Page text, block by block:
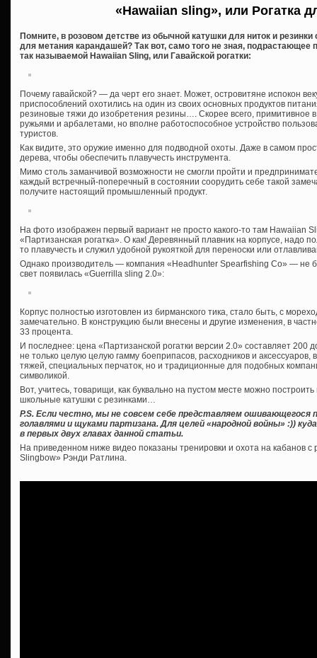
«Hawaiian sling», или Рогатка
Помните, в розовом детстве из обычной катушки для ниток и
для метания карандашей? Так вот, само того не зная, подрастающее
так называемой Hawaiian Sling, или Гавайской рогатки:
Почему гавайской? — да черт его знает. Может, островитяне испокон
приспособлений охотились на один из своих основных продуктов
резиновые тяжи до изобретения резины…. Скорее всего, примитивное
ружьями и арбалетами, но вполне работоспособное устройство
туристов.
Как видите, это оружие именно для подводной охоты. Даже в самом
дерева, чтобы обеспечить плавучесть инструмента.
Мимо столь заманчивой возможности не смогли пройти и
каждый встречный-поперечный в состоянии соорудить себе такой
получите настоящий промышленный продукт.
На фото изображен первый вариант не просто какого-то там Hawaiian
«Партизанская рогатка». О как! Деревянный плавник на корпусе, надо
то плавучесть и служил удобной рукояткой для переноски или
Однако производитель — компания «Headhunter Spearfishing Co» — не
свет появилась «Guerrilla sling 2.0»:
Корпус полностью изготовлен из бирманского тика, стало быть, с
замечательно. В конструкцию были внесены и другие изменения, в
33 процента.
И последнее: цена «Партизанской рогатки версии 2.0» составляет 200
не только целую целую гамму боеприпасов, расходников и аксессуаров,
тяжей, специальных перчаток, но и традиционные для подобных
символикой.
Вот, учитесь, товарищи, как буквально на пустом месте можно
школьные катушки с резинками…
P.S. Если честно, мы не совсем себе представляем ошивающегося
голавлями и щуками партизана. Для целей «народной войны» :))
в первых двух главах данной статьи.
На приведенном ниже видео показаны тренировки и охота на кабанов с
Slingbow» Рэнди Ратлина.